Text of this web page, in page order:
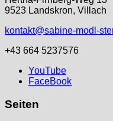
9523 Landskron, Villach
kontakt@sabine-modl-
+43 664 5237576
YouTube
FaceBook
Seiten